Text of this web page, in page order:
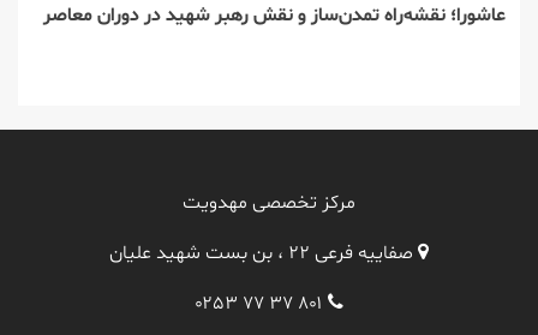
عاشورا؛ نقشه‌راه تمدن‌ساز و نقش رهبر شهید در دوران معاصر
مرکز تخصصی مهدویت
صفاییه فرعی ۲۲ ، بن بست شهید علیان
۰۲۵۳ ۷۷ ۳۷ ۸۰۱